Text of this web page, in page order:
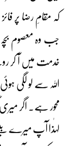
کہ مقامِ رضا پر
جب وہ معصوم
خدمت میں آ کر
اللہ سے لو لگی
محور ہے۔ اگر میری
لہٰذا آپ میرے